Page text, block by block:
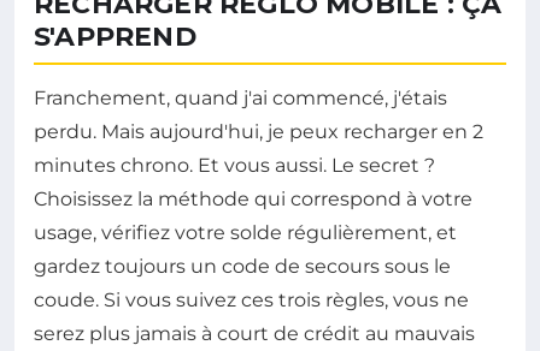
S'APPREND
Franchement, quand j'ai commencé, j'étais
perdu. Mais aujourd'hui, je peux recharger en 2
minutes chrono. Et vous aussi. Le secret ?
Choisissez la méthode qui correspond à votre
usage, vérifiez votre solde régulièrement, et
gardez toujours un code de secours sous le
coude. Si vous suivez ces trois règles, vous ne
serez plus jamais à court de crédit au mauvais